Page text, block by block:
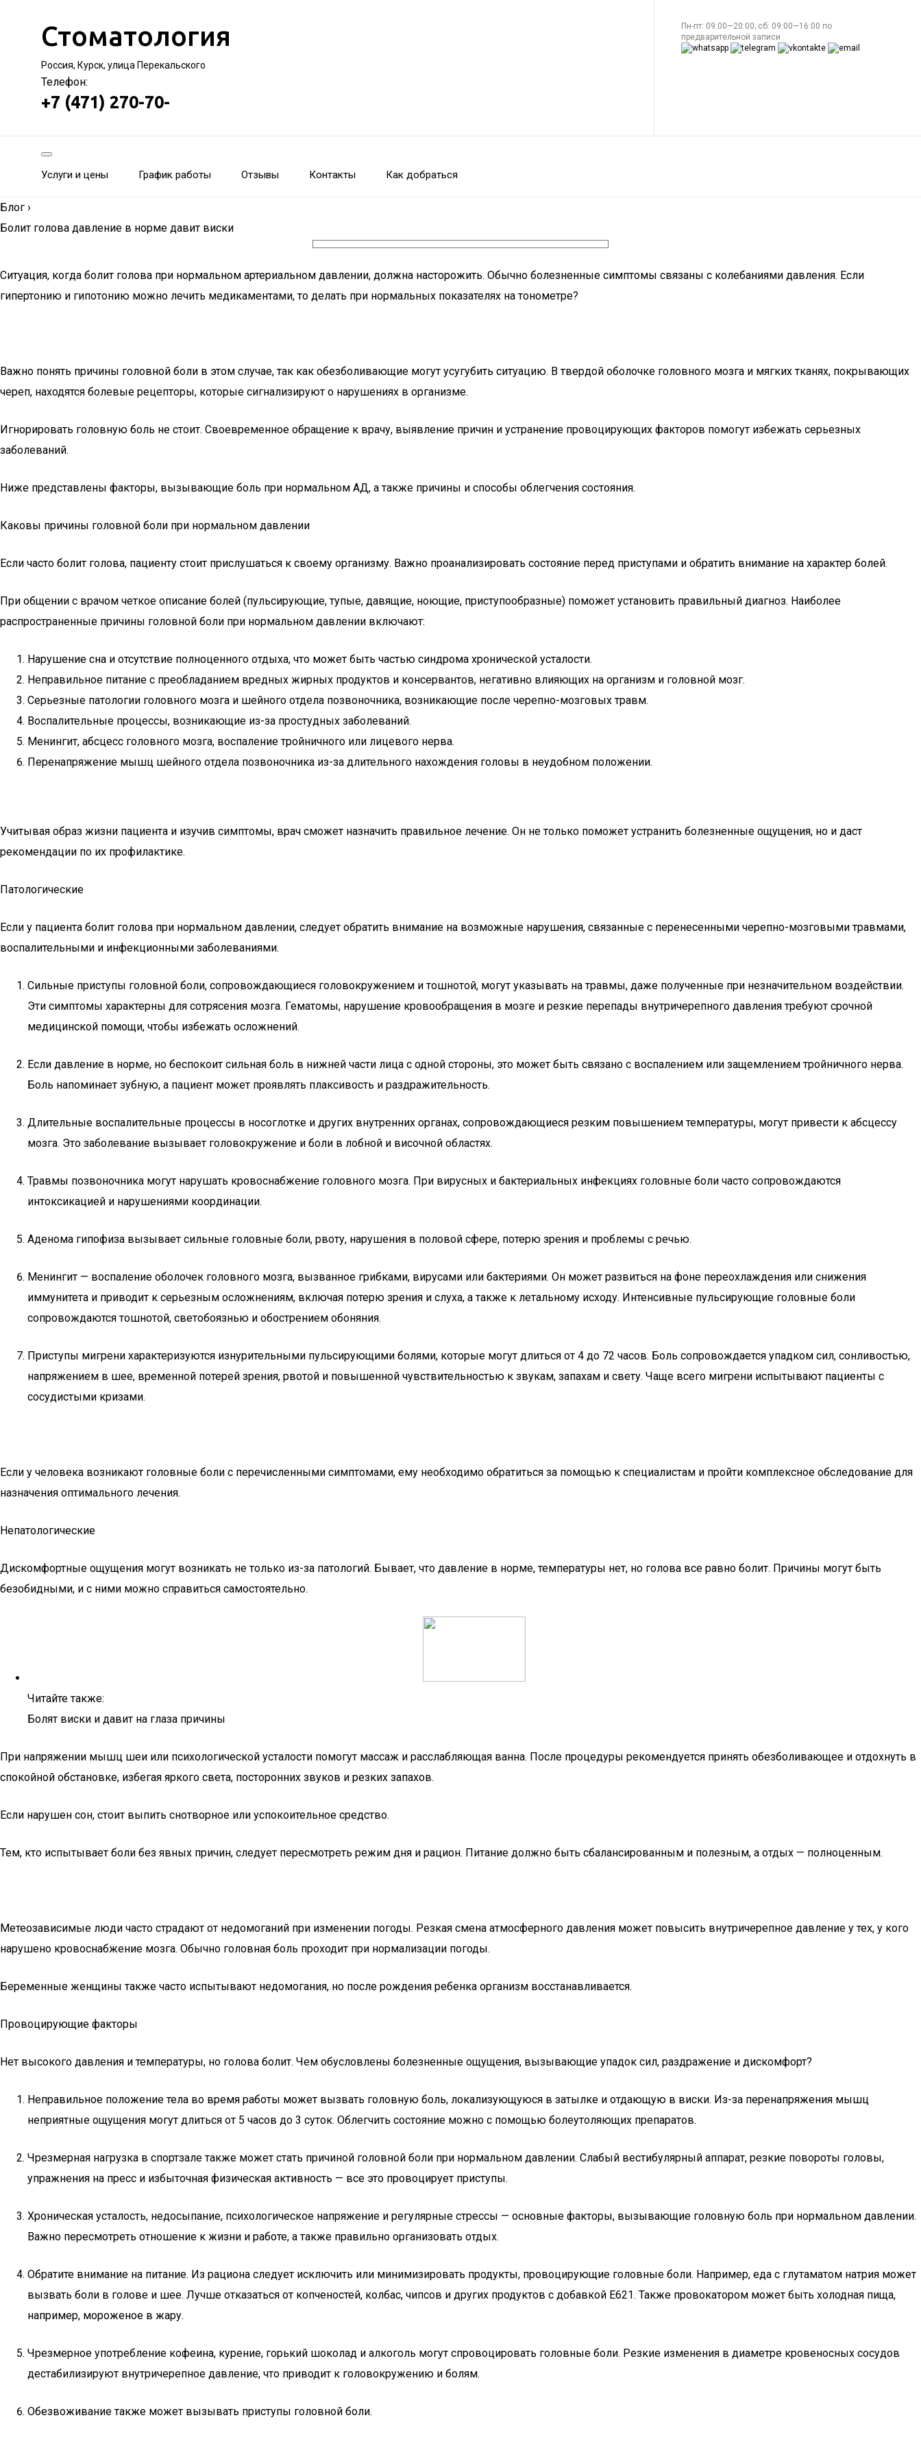
Стоматология
Россия, Курск, улица Перекальского
Телефон:
+7 (471) 270-70-
Пн-пт: 09:00—20:00; сб: 09:00—16:00 по
предварительной записи
Услуги и цены График работы Отзывы Контакты Как добраться
Блог ›
Болит голова давление в норме давит виски
Ситуация, когда болит голова при нормальном артериальном давлении, должна насторожить. Обычно болезненные симптомы связаны с колебаниями давления. Если
гипертонию и гипотонию можно лечить медикаментами, то делать при нормальных показателях на тонометре?
Важно понять причины головной боли в этом случае, так как обезболивающие могут усугубить ситуацию. В твердой оболочке головного мозга и мягких тканях, покрывающих
череп, находятся болевые рецепторы, которые сигнализируют о нарушениях в организме.
Игнорировать головную боль не стоит. Своевременное обращение к врачу, выявление причин и устранение провоцирующих факторов помогут избежать серьезных
заболеваний.
Ниже представлены факторы, вызывающие боль при нормальном АД, а также причины и способы облегчения состояния.
Каковы причины головной боли при нормальном давлении
Если часто болит голова, пациенту стоит прислушаться к своему организму. Важно проанализировать состояние перед приступами и обратить внимание на характер болей.
При общении с врачом четкое описание болей (пульсирующие, тупые, давящие, ноющие, приступообразные) поможет установить правильный диагноз. Наиболее
распространенные причины головной боли при нормальном давлении включают:
Нарушение сна и отсутствие полноценного отдыха, что может быть частью синдрома хронической усталости.
Неправильное питание с преобладанием вредных жирных продуктов и консервантов, негативно влияющих на организм и головной мозг.
Серьезные патологии головного мозга и шейного отдела позвоночника, возникающие после черепно-мозговых травм.
Воспалительные процессы, возникающие из-за простудных заболеваний.
Менингит, абсцесс головного мозга, воспаление тройничного или лицевого нерва.
Перенапряжение мышц шейного отдела позвоночника из-за длительного нахождения головы в неудобном положении.
Учитывая образ жизни пациента и изучив симптомы, врач сможет назначить правильное лечение. Он не только поможет устранить болезненные ощущения, но и даст
рекомендации по их профилактике.
Патологические
Если у пациента болит голова при нормальном давлении, следует обратить внимание на возможные нарушения, связанные с перенесенными черепно-мозговыми травмами,
воспалительными и инфекционными заболеваниями.
Сильные приступы головной боли, сопровождающиеся головокружением и тошнотой, могут указывать на травмы, даже полученные при незначительном воздействии.
Эти симптомы характерны для сотрясения мозга. Гематомы, нарушение кровообращения в мозге и резкие перепады внутричерепного давления требуют срочной
медицинской помощи, чтобы избежать осложнений.
Если давление в норме, но беспокоит сильная боль в нижней части лица с одной стороны, это может быть связано с воспалением или защемлением тройничного нерва.
Боль напоминает зубную, а пациент может проявлять плаксивость и раздражительность.
Длительные воспалительные процессы в носоглотке и других внутренних органах, сопровождающиеся резким повышением температуры, могут привести к абсцессу
мозга. Это заболевание вызывает головокружение и боли в лобной и височной областях.
Травмы позвоночника могут нарушать кровоснабжение головного мозга. При вирусных и бактериальных инфекциях головные боли часто сопровождаются
интоксикацией и нарушениями координации.
Аденома гипофиза вызывает сильные головные боли, рвоту, нарушения в половой сфере, потерю зрения и проблемы с речью.
Менингит — воспаление оболочек головного мозга, вызванное грибками, вирусами или бактериями. Он может развиться на фоне переохлаждения или снижения
иммунитета и приводит к серьезным осложнениям, включая потерю зрения и слуха, а также к летальному исходу. Интенсивные пульсирующие головные боли
сопровождаются тошнотой, светобоязнью и обострением обоняния.
Приступы мигрени характеризуются изнурительными пульсирующими болями, которые могут длиться от 4 до 72 часов. Боль сопровождается упадком сил, сонливостью,
напряжением в шее, временной потерей зрения, рвотой и повышенной чувствительностью к звукам, запахам и свету. Чаще всего мигрени испытывают пациенты с
сосудистыми кризами.
Если у человека возникают головные боли с перечисленными симптомами, ему необходимо обратиться за помощью к специалистам и пройти комплексное обследование для
назначения оптимального лечения.
Непатологические
Дискомфортные ощущения могут возникать не только из-за патологий. Бывает, что давление в норме, температуры нет, но голова все равно болит. Причины могут быть
безобидными, и с ними можно справиться самостоятельно.
Читайте также:
Болят виски и давит на глаза причины
При напряжении мышц шеи или психологической усталости помогут массаж и расслабляющая ванна. После процедуры рекомендуется принять обезболивающее и отдохнуть в
спокойной обстановке, избегая яркого света, посторонних звуков и резких запахов.
Если нарушен сон, стоит выпить снотворное или успокоительное средство.
Тем, кто испытывает боли без явных причин, следует пересмотреть режим дня и рацион. Питание должно быть сбалансированным и полезным, а отдых — полноценным.
Метеозависимые люди часто страдают от недомоганий при изменении погоды. Резкая смена атмосферного давления может повысить внутричерепное давление у тех, у кого
нарушено кровоснабжение мозга. Обычно головная боль проходит при нормализации погоды.
Беременные женщины также часто испытывают недомогания, но после рождения ребенка организм восстанавливается.
Провоцирующие факторы
Нет высокого давления и температуры, но голова болит. Чем обусловлены болезненные ощущения, вызывающие упадок сил, раздражение и дискомфорт?
Неправильное положение тела во время работы может вызвать головную боль, локализующуюся в затылке и отдающую в виски. Из-за перенапряжения мышц
неприятные ощущения могут длиться от 5 часов до 3 суток. Облегчить состояние можно с помощью болеутоляющих препаратов.
Чрезмерная нагрузка в спортзале также может стать причиной головной боли при нормальном давлении. Слабый вестибулярный аппарат, резкие повороты головы,
упражнения на пресс и избыточная физическая активность — все это провоцирует приступы.
Хроническая усталость, недосыпание, психологическое напряжение и регулярные стрессы — основные факторы, вызывающие головную боль при нормальном давлении.
Важно пересмотреть отношение к жизни и работе, а также правильно организовать отдых.
Обратите внимание на питание. Из рациона следует исключить или минимизировать продукты, провоцирующие головные боли. Например, еда с глутаматом натрия может
вызвать боли в голове и шее. Лучше отказаться от копченостей, колбас, чипсов и других продуктов с добавкой Е621. Также провокатором может быть холодная пища,
например, мороженое в жару.
Чрезмерное употребление кофеина, курение, горький шоколад и алкоголь могут спровоцировать головные боли. Резкие изменения в диаметре кровеносных сосудов
дестабилизируют внутричерепное давление, что приводит к головокружению и болям.
Обезвоживание также может вызывать приступы головной боли.